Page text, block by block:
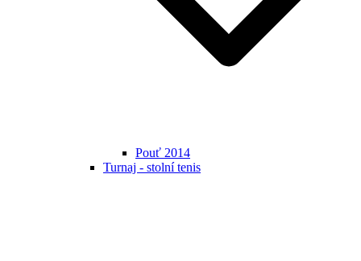
Pouť 2014
Turnaj - stolní tenis